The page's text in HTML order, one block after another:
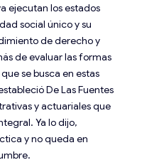
ejecutan los estados
social único y su
de derecho y
de evaluar las formas
se busca en estas
De Las Fuentes
y actuariales que
Ya lo dijo,
y no queda en